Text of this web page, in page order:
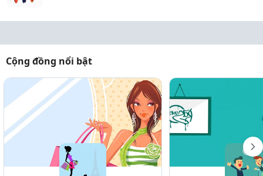
Cộng đồng nổi bật